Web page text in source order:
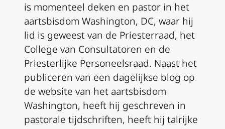
is momenteel deken en pastor in het
aartsbisdom Washington, DC, waar hij
lid is geweest van de Priesterraad, het
College van Consultatoren en de
Priesterlijke Personeelsraad. Naast het
publiceren van een dagelijkse blog op
de website van het aartsbisdom
Washington, heeft hij geschreven in
pastorale tijdschriften, heeft hij talrijke